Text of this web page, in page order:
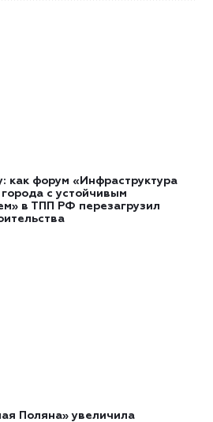
как форум «Инфраструктура
с устойчивым
в ТПП РФ перезагрузил
Поляна» увеличила